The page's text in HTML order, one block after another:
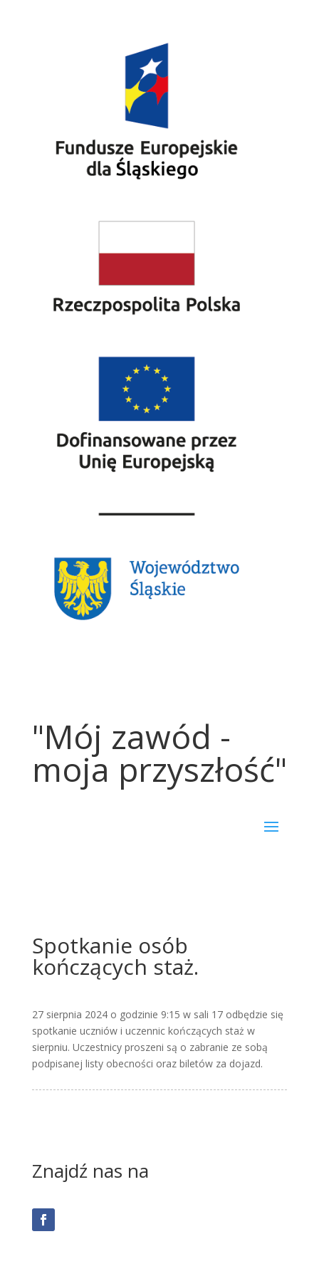
"Mój zawód -
moja przyszłość"
Spotkanie osób
kończących staż.
27 sierpnia 2024 o godzinie 9:15 w sali 17 odbędzie się
spotkanie uczniów i uczennic kończących staż w
sierpniu. Uczestnicy proszeni są o zabranie ze sobą
podpisanej listy obecności oraz biletów za dojazd.
Znajdź nas na